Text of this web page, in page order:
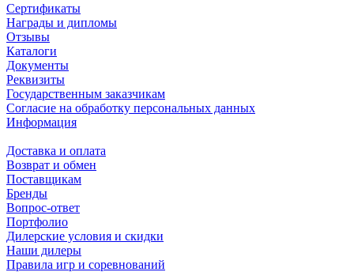
Сертификаты
Награды и дипломы
Отзывы
Каталоги
Документы
Реквизиты
Государственным заказчикам
Согласие на обработку персональных данных
Информация
Доставка и оплата
Возврат и обмен
Поставщикам
Бренды
Вопрос-ответ
Портфолио
Дилерские условия и скидки
Наши дилеры
Правила игр и соревнований